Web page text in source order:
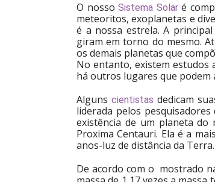
O nosso Sistema Solaré
meteoritos, exoplanetas e
é a nossa estrela. A
giram em torno do mesmo.
os demais planetas que
No entanto, existem estudos
há outros lugares que podem
Alguns cientistas dedicam
liderada pelos
existência de um planeta
Proxima Centauri. Ela é a
anos-luz de distância da Terra.
De acordo com o mostrado